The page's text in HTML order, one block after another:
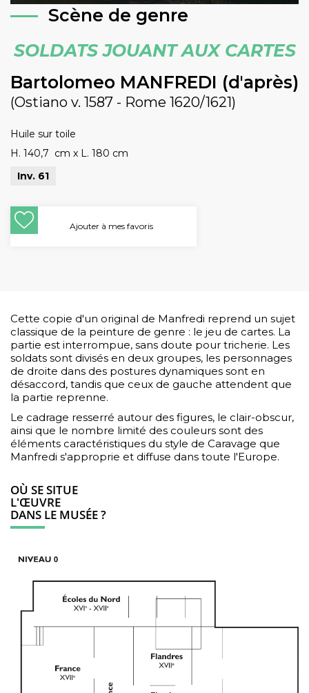
Scène de genre
SOLDATS JOUANT AUX CARTES
Bartolomeo MANFREDI (d'après)
(Ostiano v. 1587 - Rome 1620/1621)
Huile sur toile
H. 140,7 cm x L. 180 cm
Inv. 61
Ajouter à mes favoris
Cette copie d'un original de Manfredi reprend un sujet
classique de la peinture de genre : le jeu de cartes. La
partie est interrompue, sans doute pour tricherie. Les
soldats sont divisés en deux groupes, les personnages
de droite dans des postures dynamiques sont en
désaccord, tandis que ceux de gauche attendent que
la partie reprenne.
Le cadrage resserré autour des figures, le clair-obscur,
ainsi que le nombre limité des couleurs sont des
éléments caractéristiques du style de Caravage que
Manfredi s'approprie et diffuse dans toute l'Europe.
OÙ SE SITUE
L'ŒUVRE
DANS LE MUSÉE ?